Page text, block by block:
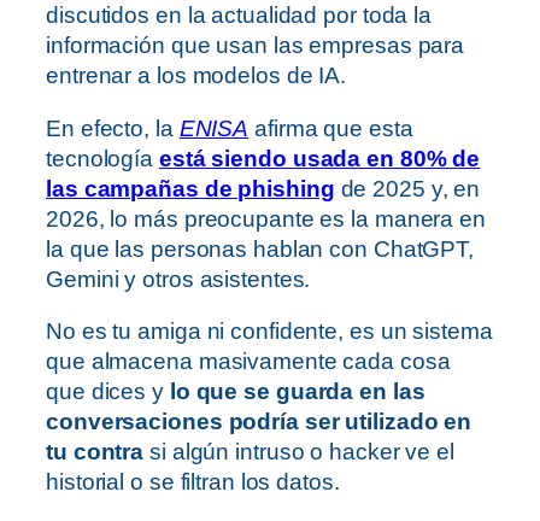
discutidos en la actualidad por toda la
información que usan las empresas para
entrenar a los modelos de IA.
En efecto, la ENISA afirma que esta
tecnología está siendo usada en 80% de
las campañas de phishing de 2025 y, en
2026, lo más preocupante es la manera en
la que las personas hablan con ChatGPT,
Gemini y otros asistentes.
No es tu amiga ni confidente, es un sistema
que almacena masivamente cada cosa
que dices y lo que se guarda en las
conversaciones podría ser utilizado en
tu contra si algún intruso o hacker ve el
historial o se filtran los datos.